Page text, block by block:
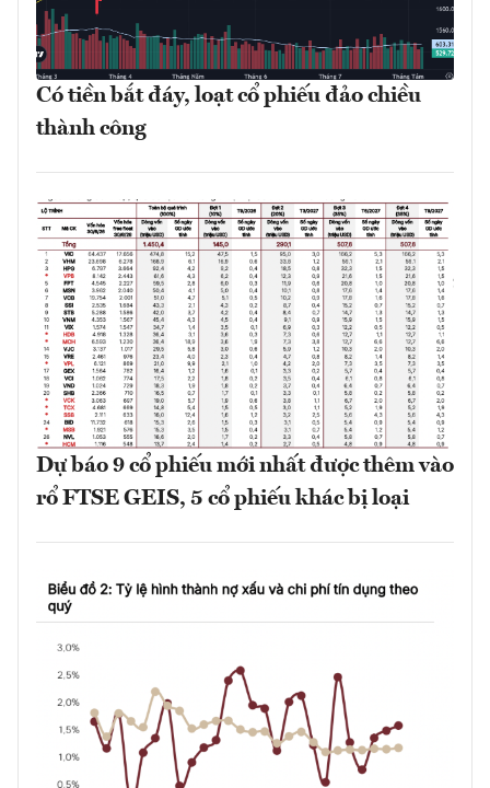
Có tiền bắt đáy, loạt cổ phiếu đảo chiều
thành công
Dự báo 9 cổ phiếu mới nhất được thêm vào
rổ FTSE GEIS, 5 cổ phiếu khác bị loại